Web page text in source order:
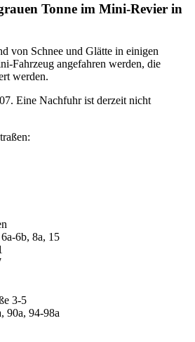
Tonne im Mini-Revier in
von Schnee und Glätte in einigen
Fahrzeug angefahren werden, die
werden.
Eine Nachfuhr ist derzeit nicht
6b, 8a, 15
3-5
90a, 94-98a